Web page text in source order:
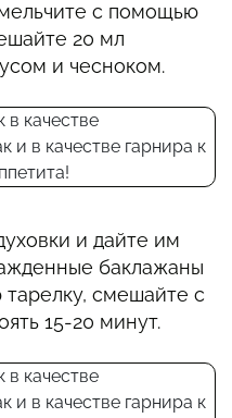
с помощью
20 мл
и чесноком.
и дайте им
баклажаны
смешайте с
15-20 минут.